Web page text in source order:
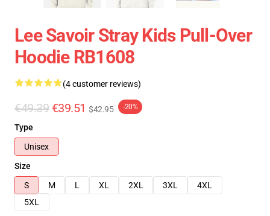
Lee Savoir Stray Kids Pull-Over
Hoodie RB1608
(4 customer reviews)
€49.39 €39.51 $42.95 -20%
Type
Unisex
Size
S
M L XL 2XL 3XL
4XL
5XL